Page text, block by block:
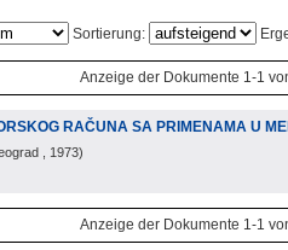
Sortierung:
Anzeige der Dokumente 1-1
RAČUNA SA PRIMENAMA U
, 1973)
Anzeige der Dokumente 1-1